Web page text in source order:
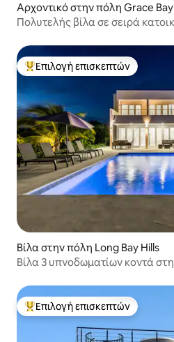
Αρχοντικό στην πόλη Grace Bay
Πολυτελής βίλα σε σειρά
Κορυφαία επιλογή επισκεπτών
Επιλογή επισκεπτών
Βίλα στην πόλη Long Bay Hills
Βίλα 3 υπνοδωματίων κοντά
Κορυφαία επιλογή επισκεπτών
Επιλογή επισκεπτών